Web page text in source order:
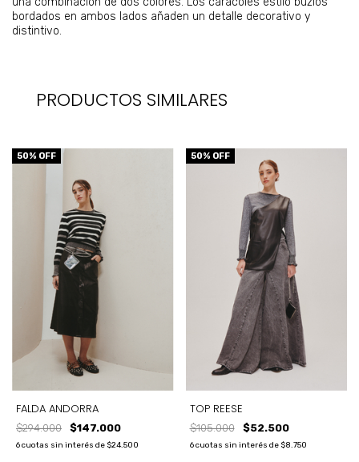
bordados en ambos lados añaden un detalle decorativo y
distintivo.
PRODUCTOS SIMILARES
50% OFF
FALDA ANDORRA
$294.000 $147.000
6cuotas sin interés de $24.500
50% OFF
TOP REESE
$105.000 $52.500
6 cuotas sin interés de $8.750